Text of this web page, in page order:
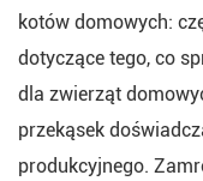
kotów domowych:
dotyczące tego, co
dla zwierząt
przekąsek
produkcyjnego.